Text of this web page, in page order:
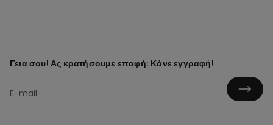
Γεια σου! Ας κρατήσουμε επαφή: Κάνε εγγραφή!